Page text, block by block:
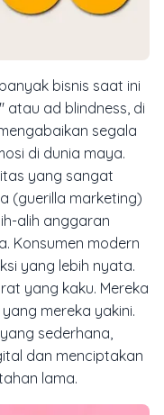
bisnis saat ini
atau ad blindness, di
segala
di dunia maya.
yang sangat
(guerilla marketing)
alih anggaran
Konsumen modern
yang lebih nyata.
yang kaku. Mereka
mereka yakini.
sederhana,
dan menciptakan
lama.